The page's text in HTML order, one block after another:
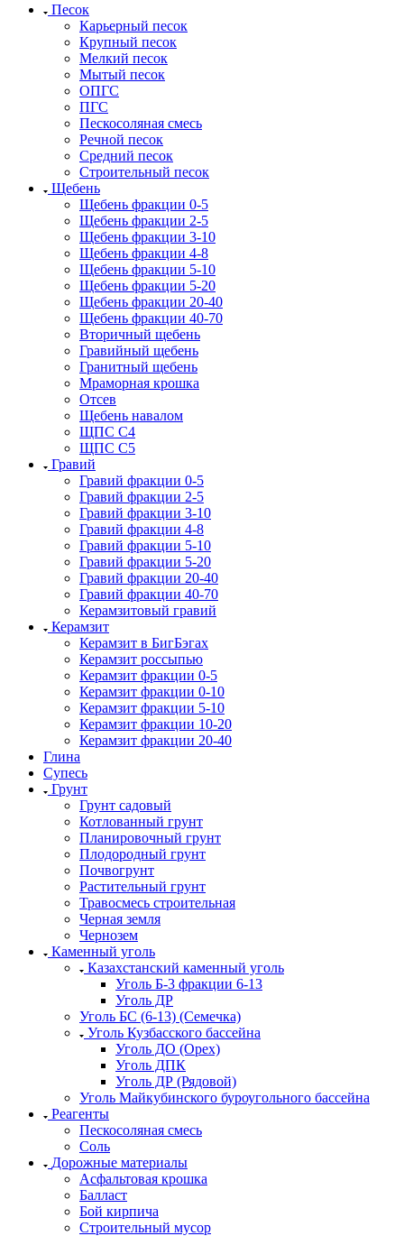
Песок
Карьерный песок
Крупный песок
Мелкий песок
Мытый песок
ОПГС
ПГС
Пескосоляная смесь
Речной песок
Средний песок
Строительный песок
Щебень
Щебень фракции 0-5
Щебень фракции 2-5
Щебень фракции 3-10
Щебень фракции 4-8
Щебень фракции 5-10
Щебень фракции 5-20
Щебень фракции 20-40
Щебень фракции 40-70
Вторичный щебень
Гравийный щебень
Гранитный щебень
Мраморная крошка
Отсев
Щебень навалом
ЩПС С4
ЩПС С5
Гравий
Гравий фракции 0-5
Гравий фракции 2-5
Гравий фракции 3-10
Гравий фракции 4-8
Гравий фракции 5-10
Гравий фракции 5-20
Гравий фракции 20-40
Гравий фракции 40-70
Керамзитовый гравий
Керамзит
Керамзит в БигБэгах
Керамзит россыпью
Керамзит фракции 0-5
Керамзит фракции 0-10
Керамзит фракции 5-10
Керамзит фракции 10-20
Керамзит фракции 20-40
Глина
Супесь
Грунт
Грунт садовый
Котлованный грунт
Планировочный грунт
Плодородный грунт
Почвогрунт
Растительный грунт
Травосмесь строительная
Черная земля
Чернозем
Каменный уголь
Казахстанский каменный уголь
Уголь Б-3 фракции 6-13
Уголь ДР
Уголь БС (6-13) (Семечка)
Уголь Кузбасского бассейна
Уголь ДО (Орех)
Уголь ДПК
Уголь ДР (Рядовой)
Уголь Майкубинского буроугольного бассейна
Реагенты
Пескосоляная смесь
Соль
Дорожные материалы
Асфальтовая крошка
Балласт
Бой кирпича
Строительный мусор